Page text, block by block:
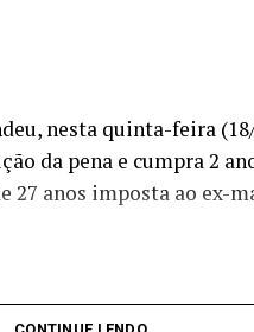
nesta quinta-feira
da pena e cumpra 2
27 anos imposta ao ex-
27 de prisão é uma